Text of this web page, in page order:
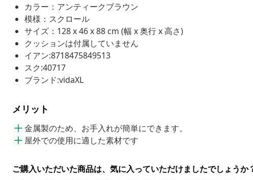
カラー：アンティークブラウン
模様：スクロール
サイズ：128 x 46 x 88 cm (幅 x 奥行 x 高さ)
クッションは付属していません
イアン:8718475849513
スク:40717
ブランド:vidaXL
メリット
金属製のため、お手入れが簡単にできます。
屋外での使用に適した素材です
ご購入いただいた商品は、気に入っていただけましたでしょうか